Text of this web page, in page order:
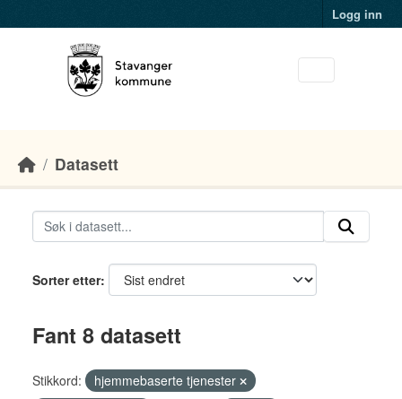
Logg inn
Datasett
Sorter etter
Fant 8 datasett
Stikkord:
hjemmebaserte tjenester